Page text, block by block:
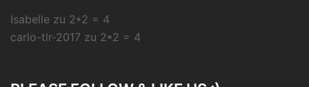
Isabelle zu 2*2 = 4
carlo-tlr-2017 zu 2*2 = 4